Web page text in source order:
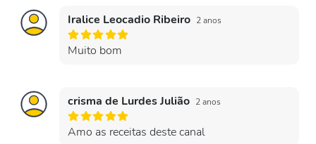
Iralice Leocadio Ribeiro 2 anos
Muito bom
crisma de Lurdes Julião 2 anos
Amo as receitas deste canal